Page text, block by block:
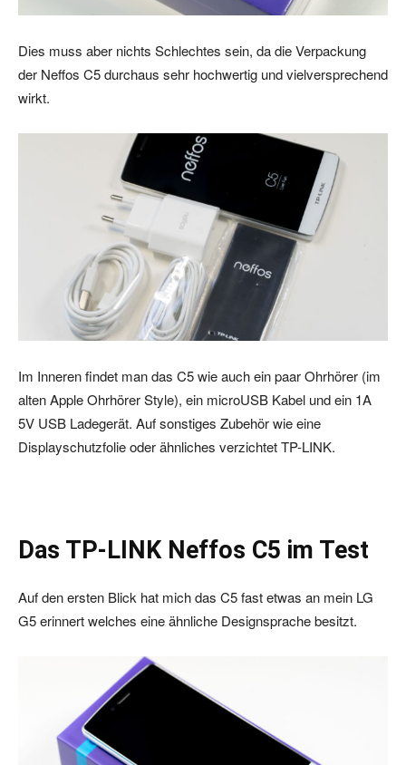
Dies muss aber nichts Schlechtes sein, da die Verpackung
der Neffos C5 durchaus sehr hochwertig und vielversprechend
wirkt.
Im Inneren findet man das C5 wie auch ein paar Ohrhörer (im
alten Apple Ohrhörer Style), ein microUSB Kabel und ein 1A
5V USB Ladegerät. Auf sonstiges Zubehör wie eine
Displayschutzfolie oder ähnliches verzichtet TP-LINK.
Das TP-LINK Neffos C5 im Test
Auf den ersten Blick hat mich das C5 fast etwas an mein LG
G5 erinnert welches eine ähnliche Designsprache besitzt.